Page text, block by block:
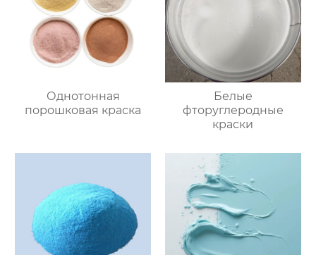
Однотонная
порошковая краска
Белые
фторуглеродные
краски